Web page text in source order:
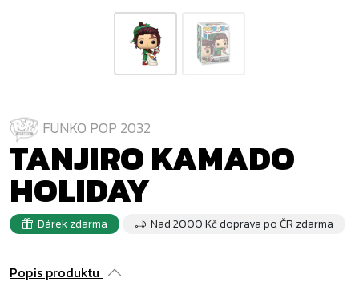
FUNKO POP 2032
TANJIRO KAMADO
HOLIDAY
Dárek zdarma Nad 2000 Kč doprava po ČR zdarma
Popis produktu